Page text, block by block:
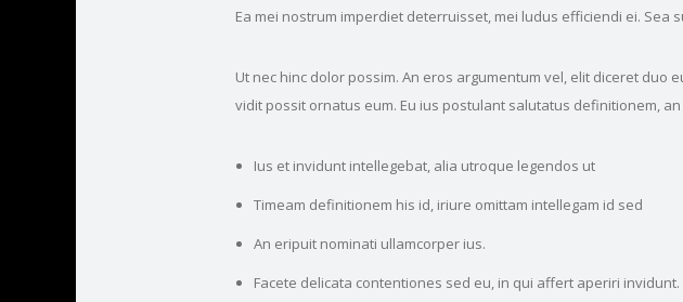
Ea mei nostrum imperdiet deterruisset, mei ludus efficiendi ei. Sea
Ut nec hinc dolor possim. An eros argumentum vel, elit diceret
vidit possit ornatus eum. Eu ius postulant salutatus definitionem,
Ius et invidunt intellegebat, alia utroque legendos ut
Timeam definitionem his id, iriure omittam intellegam id sed
An eripuit nominati ullamcorper ius.
Facete delicata contentiones sed eu, in qui affert aperiri invidunt.